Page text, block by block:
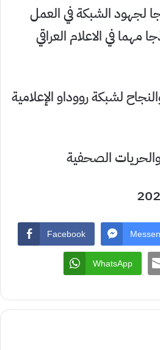
لجهود الشبكة في العمل
مهما في الاعلام العراقي
لشبكة رووداو الإعلامية
الصحفية
Facebook
WhatsApp